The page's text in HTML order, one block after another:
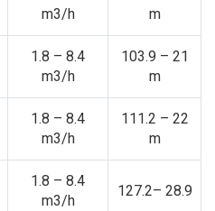
m3/h
m
1.8 – 8.4
m3/h
103.9 – 21
m
1.8 – 8.4
m3/h
111.2 – 22
m
1.8 – 8.4
m3/h
127.2– 28.9